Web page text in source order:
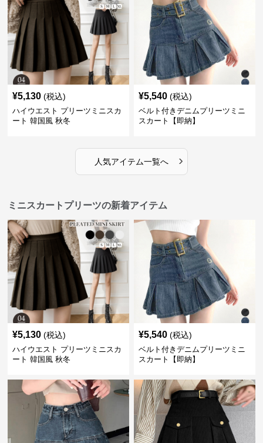
¥5,130 (税込)
ハイウエスト プリーツミニスカ
ート 韓国風 秋冬
¥5,540 (税込)
ベルト付きデニムプリーツミニ
スカート【即納】
人気アイテム一覧へ ›
ミニスカートプリーツの新着アイテム
¥5,130 (税込)
ハイウエスト プリーツミニスカ
ート 韓国風 秋冬
¥5,540 (税込)
ベルト付きデニムプリーツミニ
スカート【即納】